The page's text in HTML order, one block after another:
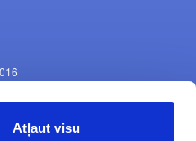
Atļaut visu